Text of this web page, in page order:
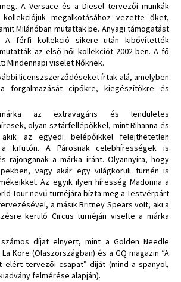
A Versace és a Diesel tervezői munkák
megalkotásához vezette őket,
Milánóban mutattak be. Anyagi támogatást
A férfi kollekció sikere után kibővítették
az első női kollekciót 2002-ben. A fő
Mindennapi viselet Nőknek.
licenszszerződéseket írtak alá, amelyben
forgalmazását cipőkre, kiegészítőkre és
az extravagáns és lendületes
olyan sztárfellépőkkel, mint Rihanna és
akik az egyedi belépőikkel felejthetetlen
kifutón. A Párosnak celebhírességek is
rajonganak a márka iránt. Olyannyira, hogy
vagy akár egy világkörüli turnén is
Az egyik ilyen híresség Madonna a
Tour nevű turnéjára bízta meg a Testvérpárt
a másik Britney Spears volt, aki a
kerülő Circus turnéján viselte a márka
díjat elnyert, mint a Golden Needle
Kore (Olaszországban) és a GQ magazin “A
elért tervezői csapat” díját (mind a spanyol,
felmérése alapján).